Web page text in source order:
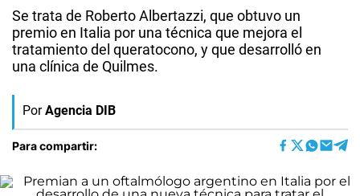
Se trata de Roberto Albertazzi, que obtuvo un
premio en Italia por una técnica que mejora el
tratamiento del queratocono, y que desarrolló en
una clínica de Quilmes.
Por Agencia DIB
Para compartir: